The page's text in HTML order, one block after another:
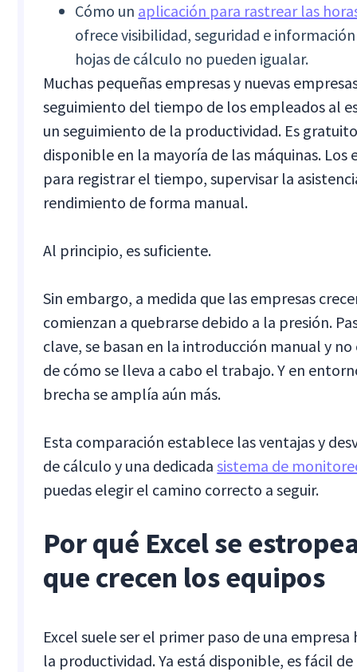
Cómo un aplicación para rastrear las
ofrece visibilidad, seguridad e
hojas de cálculo no pueden igualar.
Muchas pequeñas empresas y nuevas
seguimiento del tiempo de los empleados al
un seguimiento de la productividad. Es
disponible en la mayoría de las máquinas. Los
para registrar el tiempo, supervisar la
rendimiento de forma manual.
Al principio, es suficiente.
Sin embargo, a medida que las empresas
comienzan a quebrarse debido a la presión.
clave, se basan en la introducción manual y
de cómo se lleva a cabo el trabajo. Y en
brecha se amplía aún más.
Esta comparación establece las ventajas y
de cálculo y una dedicadasistema de
puedas elegir el camino correcto a seguir.
Por qué Excel se
que crecen los equipos
Excel suele ser el primer paso de una
la productividad. Ya está disponible, es fácil